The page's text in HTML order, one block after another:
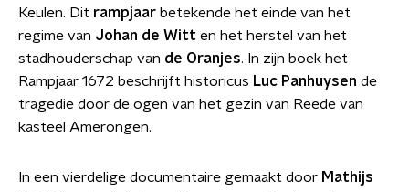
Keulen. Dit rampjaar betekende het einde van het
regime van Johan de Witt en het herstel van het
stadhouderschap van de Oranjes. In zijn boek het
Rampjaar 1672 beschrijft historicus Luc Panhuysen de
tragedie door de ogen van het gezin van Reede van
kasteel Amerongen.
In een vierdelige documentaire gemaakt door Mathijs